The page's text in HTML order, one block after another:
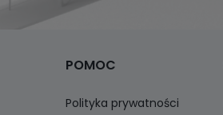
POMOC
Polityka prywatności